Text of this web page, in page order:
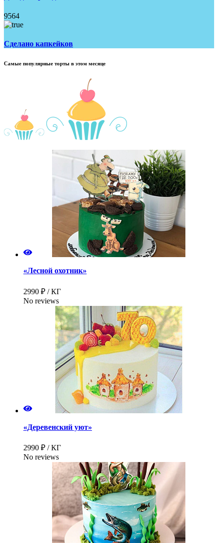
9564
Сделано капкейков
Самые популярные торты в этом месяце
«Лесной охотник»
2990 ₽ / КГ
No reviews
«Деревенский уют»
2990 ₽ / КГ
No reviews